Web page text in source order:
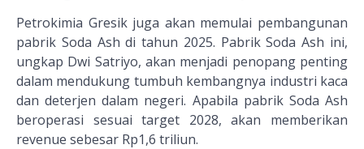
Petrokimia Gresik juga akan memulai pembangunan
pabrik Soda Ash di tahun 2025. Pabrik Soda Ash ini,
ungkap Dwi Satriyo, akan menjadi penopang penting
dalam mendukung tumbuh kembangnya industri kaca
dan deterjen dalam negeri. Apabila pabrik Soda Ash
beroperasi sesuai target 2028, akan memberikan
revenue sebesar Rp1,6 triliun.